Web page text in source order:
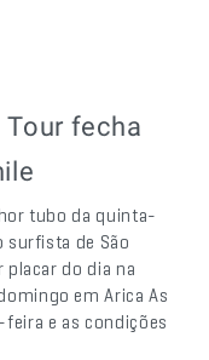
Tour fecha
tubo da quinta-
surfista de São
placar do dia na
em Arica As
e as condições